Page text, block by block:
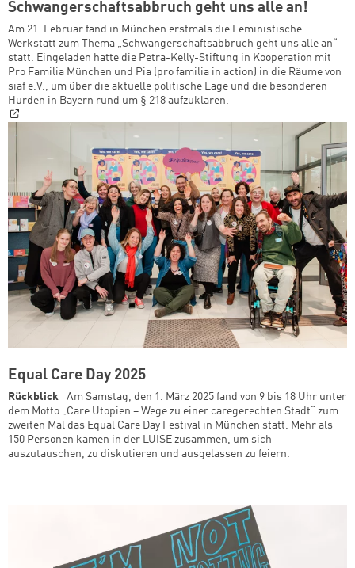
Schwangerschaftsabbruch geht uns alle an!
Am 21. Februar fand in München erstmals die Feministische
Werkstatt zum Thema „Schwangerschaftsabbruch geht uns alle an“
statt. Eingeladen hatte die Petra-Kelly-Stiftung in Kooperation mit
Pro Familia München und Pia (pro familia in action) in die Räume von
siaf e.V., um über die aktuelle politische Lage und die besonderen
Hürden in Bayern rund um § 218 aufzuklären.
Equal Care Day 2025
Rückblick
Am Samstag, den 1. März 2025 fand von 9 bis 18 Uhr unter
dem Motto „Care Utopien – Wege zu einer caregerechten Stadt“ zum
zweiten Mal das Equal Care Day Festival in München statt. Mehr als
150 Personen kamen in der LUISE zusammen, um sich
auszutauschen, zu diskutieren und ausgelassen zu feiern.